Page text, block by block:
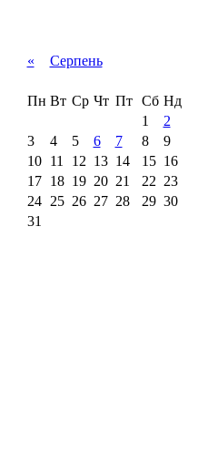
« Серпень
Пн Вт Ср Чт Пт Сб Нд
1
2
3
4 5 6 7 8
9
10
11 12 13 14 15 16
17
18 19 20 21 22 23
24
25 26 27 28 29 30
31